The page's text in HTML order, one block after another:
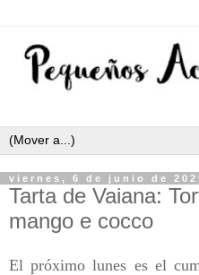
viernes, 6 de junio de
Tarta de Vaiana:
mango e cocco
El próximo lunes es el